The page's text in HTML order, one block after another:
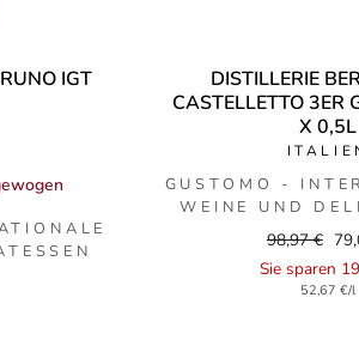
IGT
DISTILLERIE
CASTELLETTO 3ER
X 0,5L
GUSTOMO -
WEINE UND
Regular
price
98,97 €
Sie sparen
52,67 €/l